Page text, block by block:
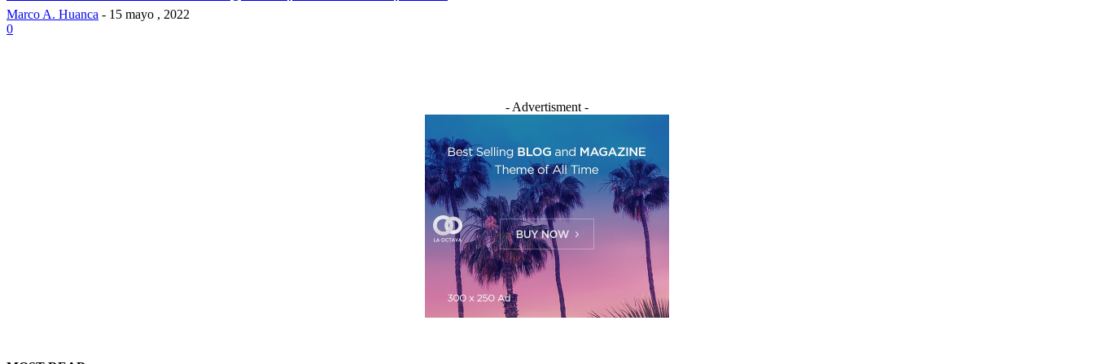
Marco A. Huanca - 15 mayo , 2022
0
- Advertisment -